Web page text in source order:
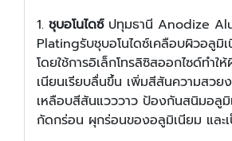
1. ชุบอโนไดซ์ปทุมธานี Anodize
Platingรับชุบอโนไดซ์เคลือบผิวอลูมิ
โดยใช้การอิเล็กโทรลิซิสออกไซด์ทำใ
เนียนเรียบลื่นขึ้น เพิ่มสีสันความสวย
เหลือบสีสันแวววาว ป้องกันสนิมอลูมิ
กัดกร่อน ผุกร่อนของอลูมิเนียม และ